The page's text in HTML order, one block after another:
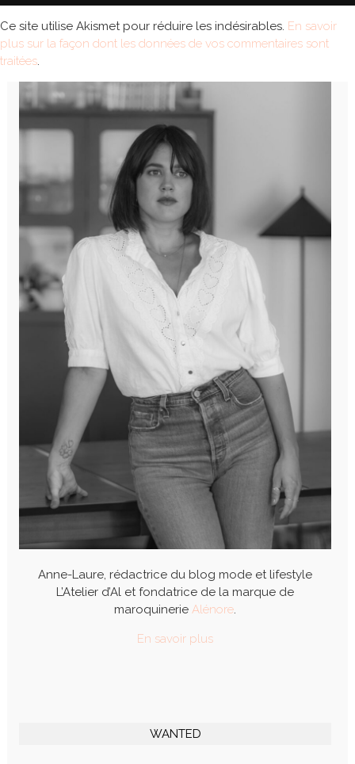
Ce site utilise Akismet pour réduire les indésirables. En savoir
plus sur la façon dont les données de vos commentaires sont
traitées.
Anne-Laure, rédactrice du blog mode et lifestyle
L’Atelier d’Al et fondatrice de la marque de
maroquinerie Alénore.
En savoir plus
WANTED